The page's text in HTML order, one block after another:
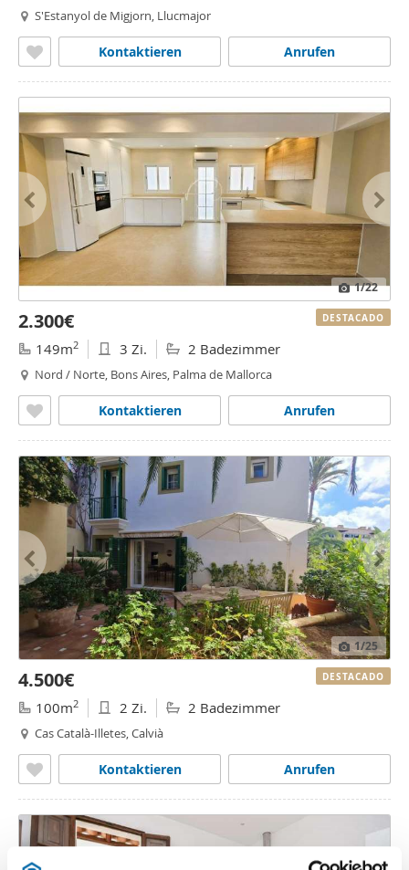
S'Estanyol de Migjorn, Llucmajor
Anrufen
Kontaktieren
1/22
2.300€
149m2 3 Zi. 2 Badezimmer
Nord / Norte, Bons Aires, Palma de Mallorca
Anrufen
Kontaktieren
DESTACADO
1/25
4.500€
100m2 2 Zi. 2 Badezimmer
Cas Català-Illetes, Calvià
Anrufen
Kontaktieren
DESTACADO